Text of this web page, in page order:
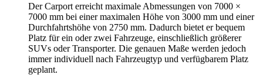
Der Carport erreicht maximale Abmessungen von 7000 ×
7000 mm bei einer maximalen Höhe von 3000 mm und einer
Durchfahrtshöhe von 2750 mm. Dadurch bietet er bequem
Platz für ein oder zwei Fahrzeuge, einschließlich größerer
SUVs oder Transporter. Die genauen Maße werden jedoch
immer individuell nach Fahrzeugtyp und verfügbarem Platz
geplant.